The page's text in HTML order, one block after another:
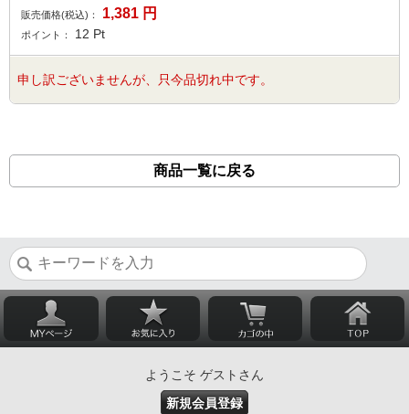
販売価格(税込)： 1,381 円
ポイント： 12 Pt
申し訳ございませんが、只今品切れ中です。
商品一覧に戻る
ようこそ ゲストさん
新規会員登録